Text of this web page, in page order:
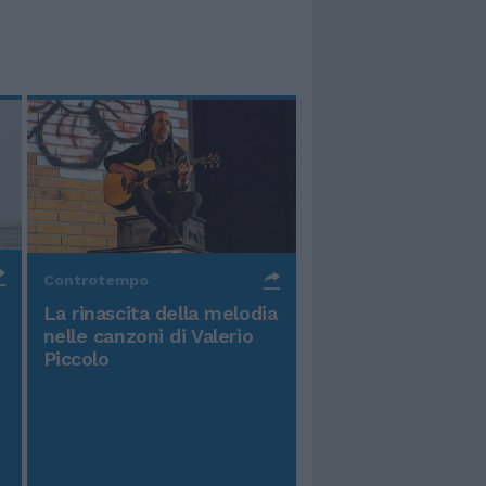
Controtempo
La rinascita della melodia
nelle canzoni di Valerio
Piccolo